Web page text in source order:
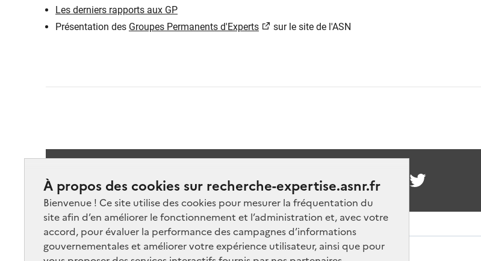
À propos des cookies sur recherche-expertise.asnr.fr
Bienvenue ! Ce site utilise des cookies pour mesurer la fréquentation du
site afin d’en améliorer le fonctionnement et l’administration et, avec votre
accord, pour évaluer la performance des campagnes d’informations
gouvernementales et améliorer votre expérience utilisateur, ainsi que pour
Les derniers rapports aux GP
Présentation des Groupes Permanents d'Experts sur le site de l'ASN
Suivez-nous